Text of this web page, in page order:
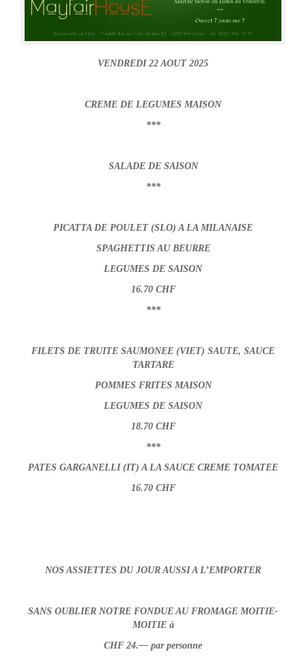
VENDREDI 22 AOUT 2025
CREME DE LEGUMES MAISON
***
SALADE DE SAISON
***
PICATTA DE POULET (SLO) A LA MILANAISE
SPAGHETTIS AU BEURRE
LEGUMES DE SAISON
16.70 CHF
***
FILETS DE TRUITE SAUMONEE (VIET) SAUTE, SAUCE
TARTARE
POMMES FRITES MAISON
LEGUMES DE SAISON
18.70 CHF
***
PATES GARGANELLI (IT) A LA SAUCE CREME TOMATEE
16.70 CHF
NOS ASSIETTES DU JOUR AUSSI A L’EMPORTER
SANS OUBLIER NOTRE FONDUE AU FROMAGE MOITIE-
MOITIE à
CHF 24.— par personne